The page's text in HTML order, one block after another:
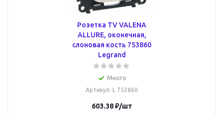
Розетка TV VALENA
ALLURE, оконечная,
слоновая кость 753860
Legrand
Много
Артикул: L 753860
603.38₽/шт